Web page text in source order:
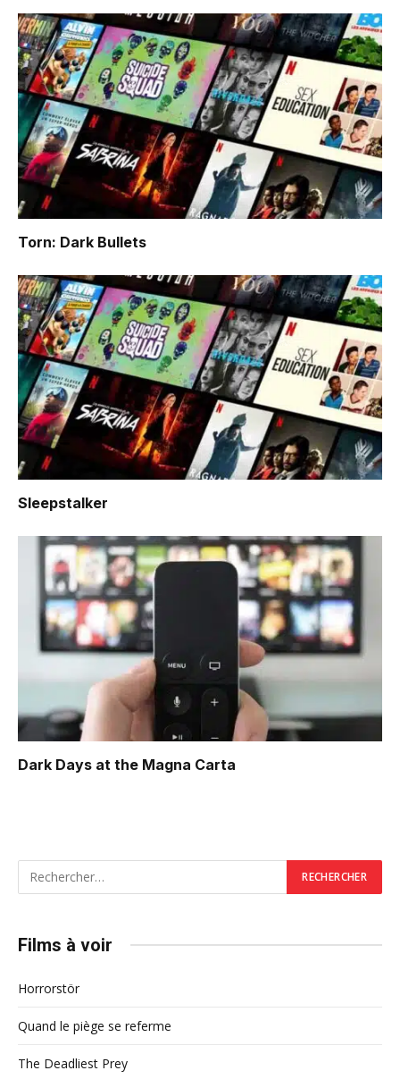
Torn: Dark Bullets
Sleepstalker
Dark Days at the Magna Carta
Films à voir
Horrorstör
Quand le piège se referme
The Deadliest Prey